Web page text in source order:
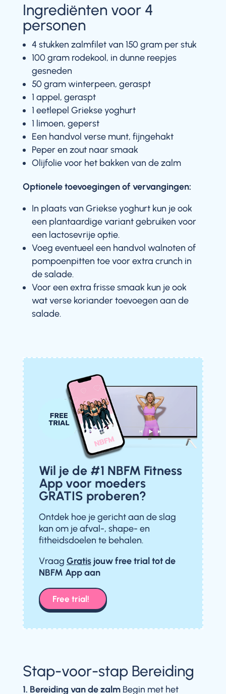
Ingrediënten voor 4
personen
4 stukken zalmfilet van 150 gram per stuk
100 gram rodekool, in dunne reepjes
gesneden
50 gram winterpeen, geraspt
1 appel, geraspt
1 eetlepel Griekse yoghurt
1 limoen, geperst
Een handvol verse munt, fijngehakt
Peper en zout naar smaak
Olijfolie voor het bakken van de zalm
Optionele toevoegingen of vervangingen:
In plaats van Griekse yoghurt kun je ook
een plantaardige variant gebruiken voor
een lactosevrije optie.
Voeg eventueel een handvol walnoten of
pompoenpitten toe voor extra crunch in
de salade.
Voor een extra frisse smaak kun je ook
wat verse koriander toevoegen aan de
salade.
Wil je de #1 NBFM Fitness
App voor moeders
GRATIS proberen?
Ontdek hoe je gericht aan de slag
kan om je afval-, shape- en
fitheidsdoelen te behalen.
Vraag Gratisjouw free trialtot de
NBFM App aan
Free trial!
Stap-voor-stap Bereiding
1. Bereiding van de zalmBegin met het